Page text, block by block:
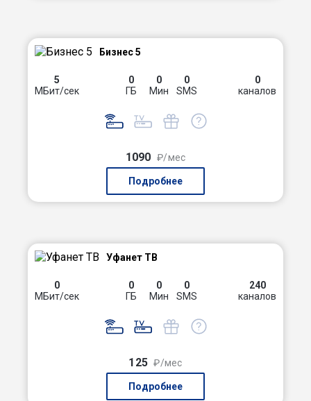
Бизнес 5
5
МБит/сек
0
ГБ
0
Мин
0
SMS
0
каналов
1090 ₽/мес
Подробнее
Уфанет ТВ
0
МБит/сек
0
ГБ
0
Мин
0
SMS
240
каналов
125 ₽/мес
Подробнее